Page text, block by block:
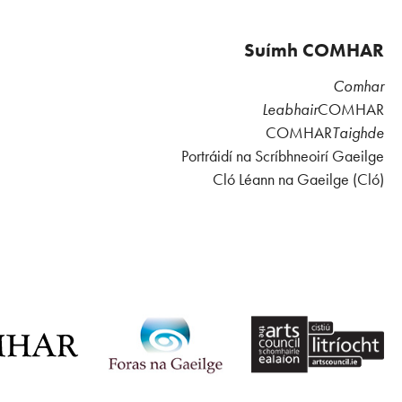
Suímh COMHAR
Comhar
LeabhairCOMHAR
COMHARTaighde
Portráidí na Scríbhneoirí Gaeilge
Cló Léann na Gaeilge (Cló)